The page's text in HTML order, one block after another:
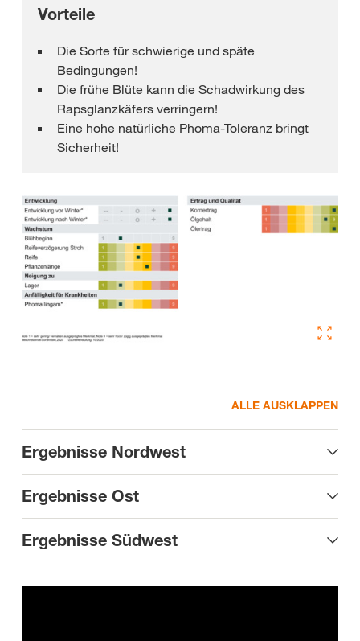
Vorteile
Die Sorte für schwierige und späte
Bedingungen!
Die frühe Blüte kann die Schadwirkung des
Rapsglanzkäfers verringern!
Eine hohe natürliche Phoma-Toleranz bringt
Sicherheit!
ALLE AUSKLAPPEN
Ergebnisse Nordwest
Ergebnisse Ost
Ergebnisse Südwest